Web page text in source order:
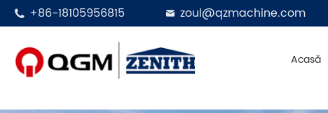
365博彩官网
 +86-18105956815  zoul@qzmachine.com
Acasă